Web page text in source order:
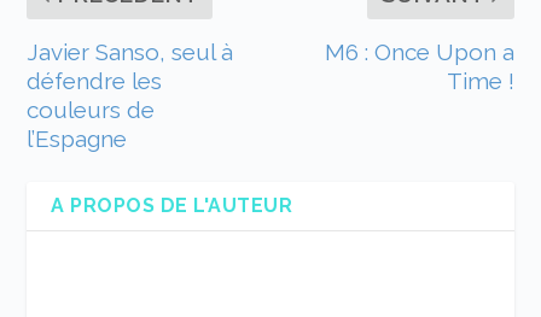
Javier Sanso, seul à
défendre les
couleurs de
l’Espagne
M6 : Once Upon a
Time !
A PROPOS DE L'AUTEUR